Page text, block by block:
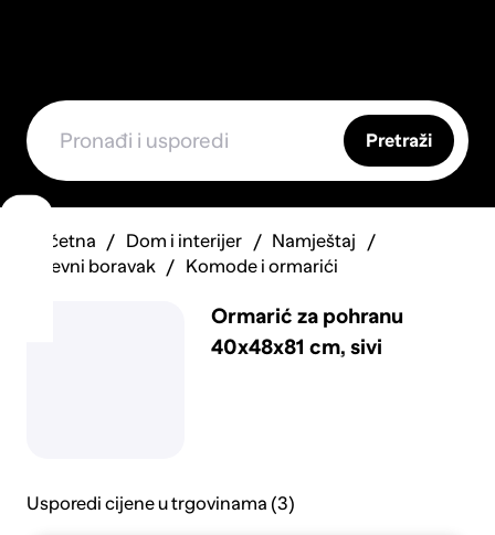
Pretraži
Početna Dom i interijer
Namještaj
Dnevni boravak
Komode i ormarići
Ormarić za pohranu
40x48x81 cm, sivi
Usporedi cijene u trgovinama (3)